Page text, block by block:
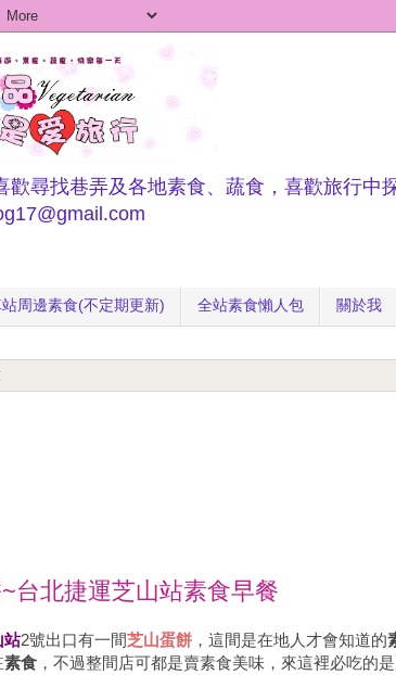
歡尋找巷弄及各地素食、蔬食，喜歡旅行中
周邊素食(不定期更新) 全站素食懶人包 關於我
台北捷運芝山站素食早餐
站2號出口有一間芝山蛋餅 ，這間是在地人才會知道的
素食 ，不過整間店可都是賣素食美味，來這裡必吃的